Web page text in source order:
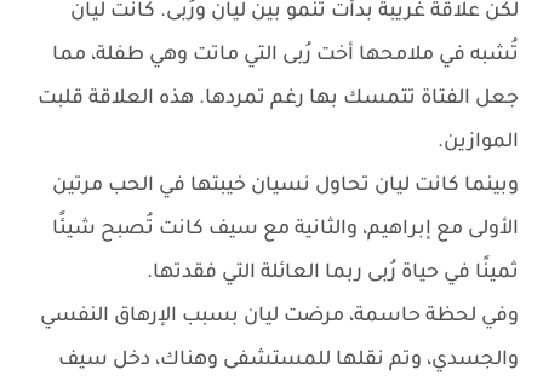
لكن علاقة غريبة بدأت تنمو بين ليان ورُبى. كانت ليان
تُشبه في ملامحها أخت رُبى التي ماتت وهي طفلة، مما
جعل الفتاة تتمسك بها رغم تمردها. هذه العلاقة قلبت
الموازين.
وبينما كانت ليان تحاول نسيان خيبتها في الحب مرتين
الأولى مع إبراهيم، والثانية مع سيف كانت تُصبح شيئًا
ثمينًا في حياة رُبى ربما العائلة التي فقدتها.
وفي لحظة حاسمة، مرضت ليان بسبب الإرهاق النفسي
والجسدي، وتم نقلها للمستشفى وهناك، دخل سيف